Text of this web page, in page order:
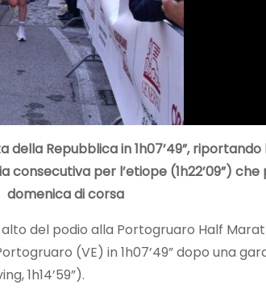
della Repubblica in 1h07’49”,
per l’etiope (1h22’09”) che
domenica di corsa
del podio alla Portogruaro Half
(VE) in 1h07’49” dopo una
1h14’59”).